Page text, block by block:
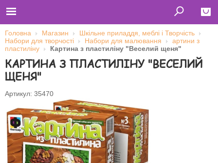
Close
Главная
Футболки
Толстовки (кенгурушки)
Лонгсливы
Ветровки
Оплата и доставка
О нас
Сотрудничество
Ім'я користувача
Головна Магазин
Шкільне приладдя, меблі і Творчість
Набори для творчості
Набори для малювання
артини з
пластиліну
Картина з пластиліну "Веселий щеня"
КАРТИНА З ПЛАСТИЛІНУ "ВЕСЕЛИЙ
ЩЕНЯ"
Артикул: 35470